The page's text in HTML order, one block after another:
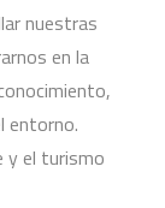
nuestras
en la
entorno.
y el turismo